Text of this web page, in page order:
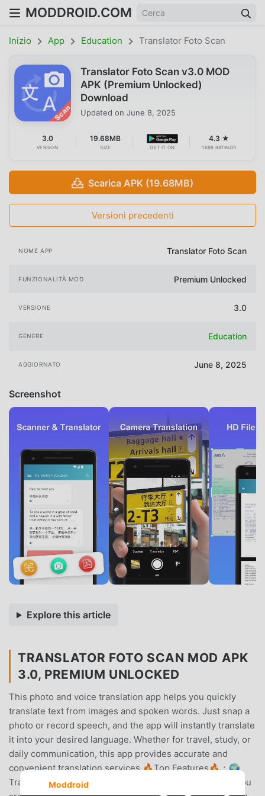
MODDROID.COM
Inizio App Education Translator Foto Scan
Translator Foto Scan v3.0 MOD
APK (Premium Unlocked)
Download
Updated on June 8, 2025
3.0
VERSION
19.68MB
SIZE GET IT ON
4.3 ★
1698 RATINGS
Scarica APK (19.68MB)
Versioni precedenti
NOME APP Translator Foto Scan
FUNZIONALITÀ MOD Premium Unlocked
VERSIONE 3.0
GENERE Education
AGGIORNATO June 8, 2025
Screenshot
Explore this article
TRANSLATOR FOTO SCAN MOD APK
3.0, PREMIUM UNLOCKED
This photo and voice translation app helps you quickly
translate text from images and spoken words. Just snap a
photo or record speech, and the app will instantly translate
it into your desired language. Whether for travel, study, or
daily communication, this app provides accurate and
convenient translation services.🔥Top Features🔥：🌍
Translate any text or image instantly, no matter where you
Moddroid